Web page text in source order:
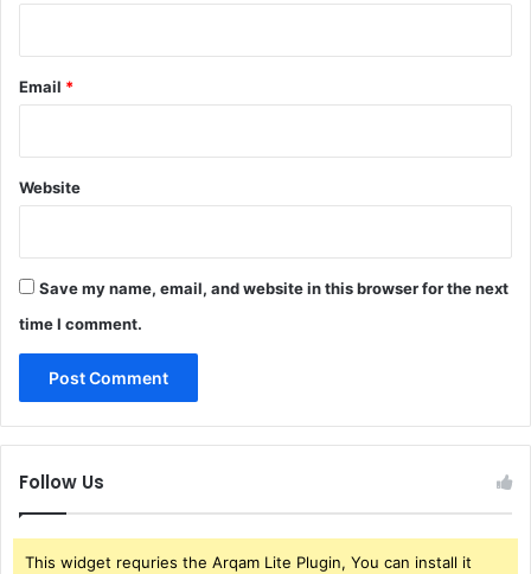
Email *
Website
Save my name, email, and website in this browser for the next
time I comment.
Follow Us
This widget requries the Arqam Lite Plugin, You can install it